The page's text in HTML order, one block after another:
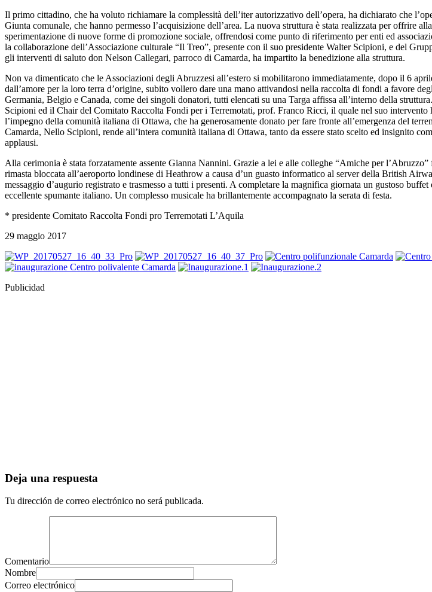
Il primo cittadino, che ha voluto richiamare la complessità dell’iter autorizzativo dell’opera, ha dichiarato che
Giunta comunale, che hanno permesso l’acquisizione dell’area. La nuova struttura è stata realizzata per offrire
sperimentazione di nuove forme di promozione sociale, offrendosi come punto di riferimento per enti ed
la collaborazione dell’Associazione culturale “Il Treo”, presente con il suo presidente Walter Scipioni, e del
gli interventi di saluto don Nelson Callegari, parroco di Camarda, ha impartito la benedizione alla struttura.
Non va dimenticato che le Associazioni degli Abruzzesi all’estero si mobilitarono immediatamente, dopo il 6
dall’amore per la loro terra d’origine, subito vollero dare una mano attivandosi nella raccolta di fondi a favore
Germania, Belgio e Canada, come dei singoli donatori, tutti elencati su una Targa affissa all’interno della
Scipioni ed il Chair del Comitato Raccolta Fondi per i Terremotati, prof. Franco Ricci, il quale nel suo
l’impegno della comunità italiana di Ottawa, che ha generosamente donato per fare fronte all’emergenza del
Camarda, Nello Scipioni, rende all’intera comunità italiana di Ottawa, tanto da essere stato scelto ed insignito
applausi.
Alla cerimonia è stata forzatamente assente Gianna Nannini. Grazie a lei e alle colleghe “Amiche per
rimasta bloccata all’aeroporto londinese di Heathrow a causa d’un guasto informatico al server della British
messaggio d’augurio registrato e trasmesso a tutti i presenti. A completare la magnifica giornata un gustoso
eccellente spumante italiano. Un complesso musicale ha brillantemente accompagnato la serata di festa.
* presidente Comitato Raccolta Fondi pro Terremotati L’Aquila
29 maggio 2017
Publicidad
Deja una respuesta
Tu dirección de correo electrónico no será publicada.
Comentario
Nombre
Correo electrónico